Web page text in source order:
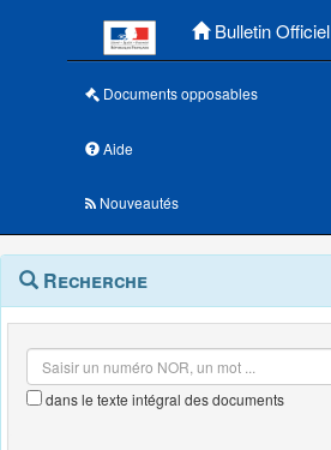
Bulletin Officiel
Documents opposables
Aide
Nouveautés
Navigation
outils
Menu
contextuel
Recherche
dans le texte intégral des documents